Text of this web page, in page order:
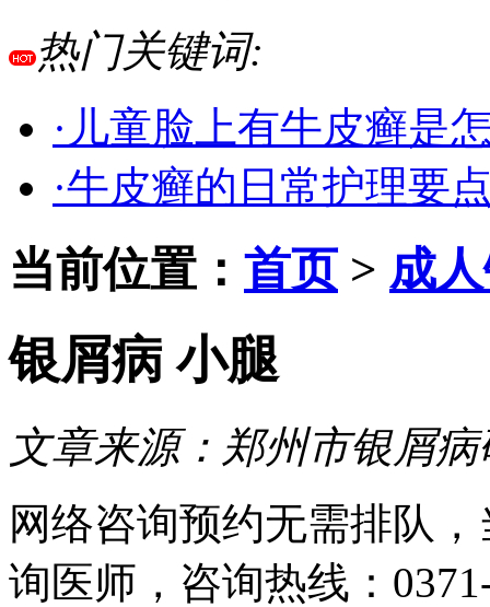
热门关键词:
·儿童脸上有牛皮癣是
·牛皮癣的日常护理要
当前位置： 首页> 成
银屑病 小腿
文章来源： 郑州市银屑
网络咨询预约无需排队
询医师 ，咨询热线：